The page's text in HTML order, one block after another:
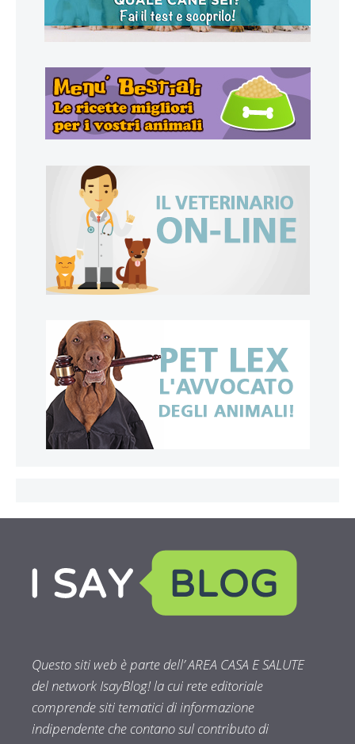
Questo siti web è parte dell’ AREA CASA E SALUTE
del network IsayBlog! la cui rete editoriale
comprende siti tematici di informazione
indipendente che contano sul contributo di